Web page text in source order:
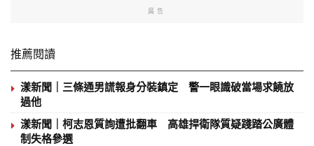
廣告
推薦閱讀
漾新聞｜三條通男謊報身分裝鎮定 警一眼識破當場求饒放
過他
漾新聞｜柯志恩質詢遭批翻車 高雄捍衛隊質疑踐踏公廣體
制失格參選